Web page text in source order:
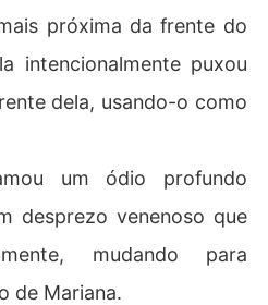
próxima da frente do
intencionalmente puxou
dela, usando-o como
um ódio profundo
desprezo venenoso que
mudando para
de Mariana.